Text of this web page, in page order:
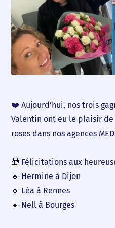
Accueil
Nous choisir
Nos agences
Nos offres d’emploi
❤️ Aujourd’hui, nos trois
Valentin ont eu le plaisir
roses dans nos agences
🎁 Félicitations aux
🔹 Hermine à Dijon
🔹 Léa à Rennes
🔹 Nell à Bourges